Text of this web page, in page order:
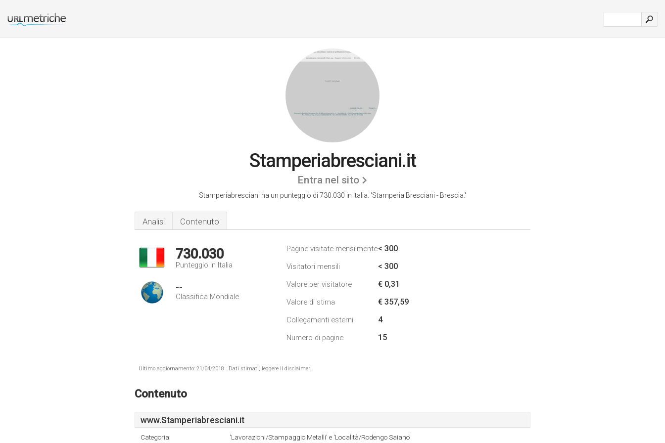
Stamperiabresciani.it
Entra nel sito
Stamperiabresciani ha un punteggio di 730.030 in Italia. 'Stamperia Bresciani - Brescia.'
Analisi Contenuto
730.030
Punteggio in Italia
--
Classifica Mondiale
Pagine visitate mensilmente< 300
Visitatori mensili < 300
Valore per visitatore € 0,31
Valore di stima € 357,59
Collegamenti esterni 4
Numero di pagine 15
Ultimo aggiornamento: 21/04/2018 . Dati stimati, leggere il disclaimer.
Contenuto
www.Stamperiabresciani.it
Categoria: 'Lavorazioni/Stampaggio Metalli' e 'Località/Rodengo Saiano'